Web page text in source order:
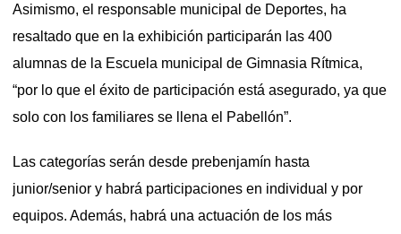
Asimismo, el responsable municipal de Deportes, ha
resaltado que en la exhibición participarán las 400
alumnas de la Escuela municipal de Gimnasia Rítmica,
“por lo que el éxito de participación está asegurado, ya que
solo con los familiares se llena el Pabellón”.
Las categorías serán desde prebenjamín hasta
junior/senior y habrá participaciones en individual y por
equipos. Además, habrá una actuación de los más